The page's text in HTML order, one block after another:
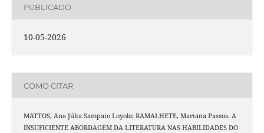
PUBLICADO
10-05-2026
COMO CITAR
MATTOS, Ana Júlia Sampaio Loyola; RAMALHETE, Mariana Passos. A
INSUFICIENTE ABORDAGEM DA LITERATURA NAS HABILIDADES DO